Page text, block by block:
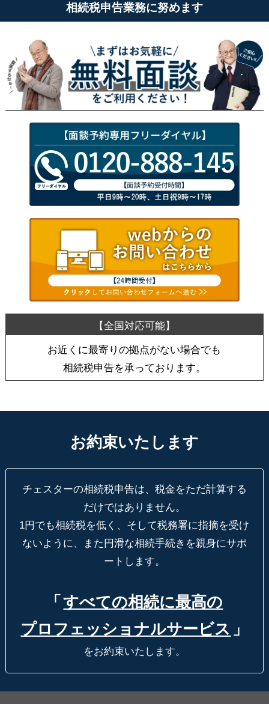
相続税申告業務に努めます
お近くに最寄りの拠点がない場合でも
相続税申告を承っております。
お約束いたします
チェスターの相続税申告は、税金をただ計算する
だけではありません。
1円でも相続税を低く、そして税務署に指摘を受け
ないように、
また円滑な相続手続きを親身にサポ
ートします。
「 すべての相続に最高の
プロフェッショナルサービス 」
をお約束いたします。